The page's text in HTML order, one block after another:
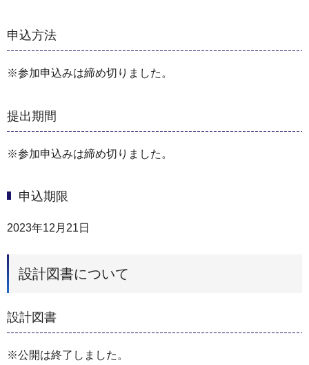
申込方法
※参加申込みは締め切りました。
提出期間
※参加申込みは締め切りました。
申込期限
2023年12月21日
設計図書について
設計図書
※公開は終了しました。